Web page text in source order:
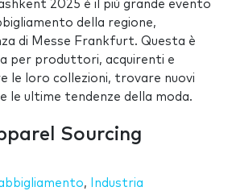
2025 è il più grande evento
della regione,
di Messe Frankfurt. Questa è
per produttori, acquirenti e
le loro collezioni, trovare nuovi
le ultime tendenze della moda.
Sourcing
,
Industria